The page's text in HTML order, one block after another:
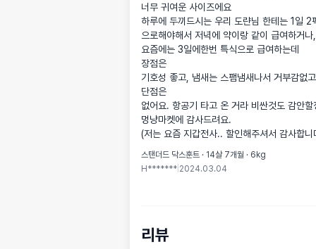
너무 귀여운 사이즈에요
하루에 두끼드시는 우리 도랸님 한테는 1일 2
으로해야해서 저녁에 약이랑 같이 급여하거나,
요즘에는 3일에한번 특식으로 급여하는데
장점은
기호성 좋고, 냄새는 스팸냄새나서 거부감없
단점은
없어요. 항공기 타고 온 거라 비싼것도 감안할
멍냥마켓에 감사드려요.
(저는 요즘 지갑전사.. 할인해주셔서 감사합니
스탠더드 닥스훈트 · 14살 7개월 · 6kg
H******* 2024.03.04
리뷰